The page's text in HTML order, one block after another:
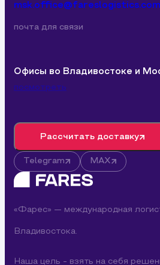
«Фарес» — международная
Владивостока.
Наша цель - взять на себя
Офисы во Владивостоке и
посмотреть
msk.office@fareslogistics.com
почта для связи
Рассчитать доставку
Telegram MAX